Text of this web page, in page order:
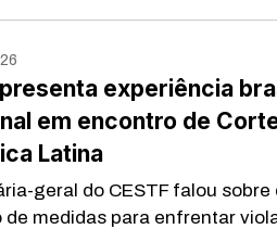
experiência
em encontro de
Latina
geral do CESTF falou
de medidas para enfrentar